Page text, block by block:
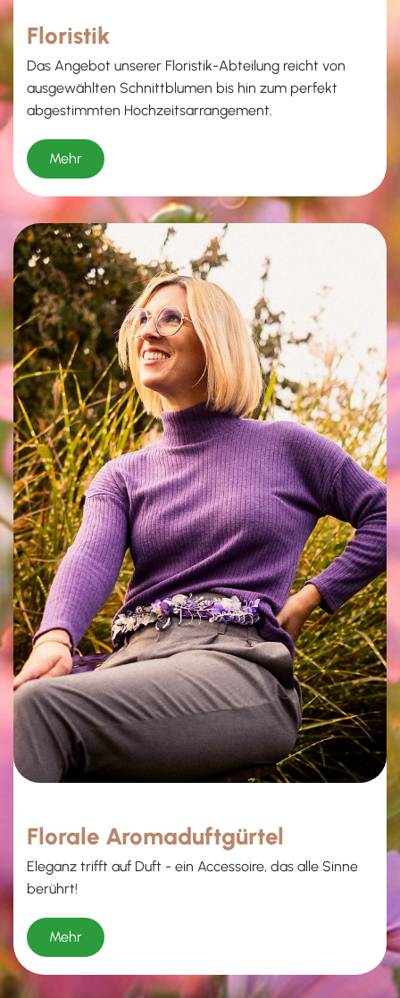
Floristik
Das Angebot unserer Floristik-Abteilung reicht von
ausgewählten Schnittblumen bis hin zum perfekt
abgestimmten Hochzeitsarrangement.
Mehr
Florale Aromaduftgürtel
Eleganz trifft auf Duft - ein Accessoire, das alle Sinne
berührt!
Mehr